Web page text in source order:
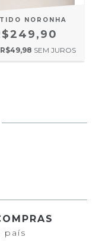
NORONHA
R$49,98 SEM JUROS
país